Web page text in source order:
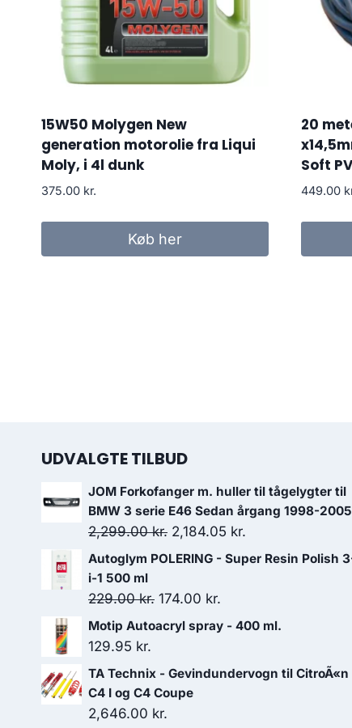
15W50 Molygen New
generation motorolie fra Liqui
Moly, i 4l dunk
375.00 kr.
Køb her
20
Soft
449.00
UDVALGTE TILBUD
JOM Forkofanger m. huller til tågelygter til
BMW 3 serie E46 Sedan årgang 1998-2005
2,299.00kr. Den
oprindelige
var:
2,299.00 kr..
2,184.05 kr.
aktuelle
2,184.05 kr..
Autoglym POLERING - Super Resin Polish
i-1 500 ml
229.00kr. Den
oprindelige
229.00 kr..
174.00 kr.
aktuelle
174.00 kr..
Motip Autoacryl spray - 400 ml.
129.95 kr.
TA Technix - Gevindundervogn til CitroÃ«n
C4 I og C4 Coupe
2,646.00 kr.